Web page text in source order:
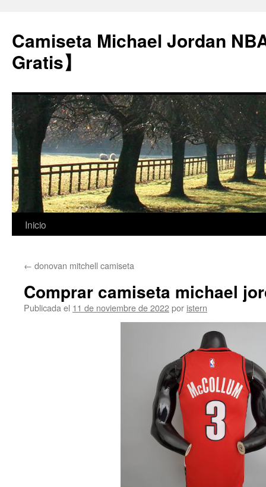
Camiseta Michael Jordan
Gratis】
Saltar
contenido
Inicio
← donovan mitchell camiseta
Comprar camiseta michael
Publicada el 11 de noviembre de 2022por istern